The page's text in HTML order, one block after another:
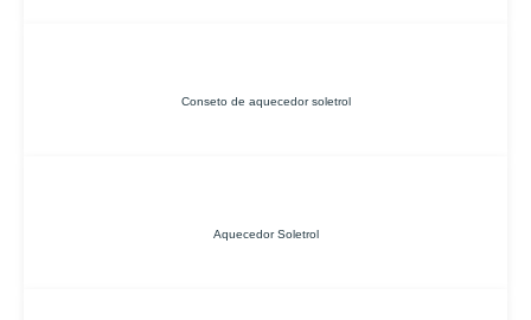
Conseto de aquecedor soletrol
Aquecedor Soletrol